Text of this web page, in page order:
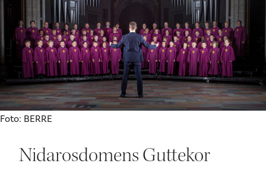
Ditt besøk
Foto: BERRE
Nidarosdomens Guttekor